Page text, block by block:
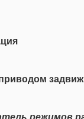
режимов